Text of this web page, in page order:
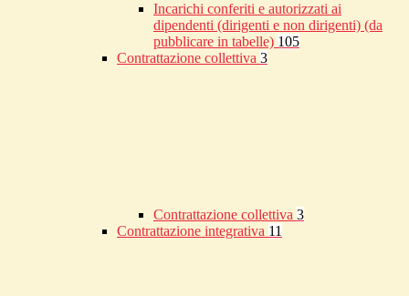
Incarichi conferiti e autorizzati ai
dipendenti (dirigenti e non dirigenti) (da
pubblicare in tabelle) 105
Contrattazione collettiva 3
Contrattazione collettiva 3
Contrattazione integrativa 11